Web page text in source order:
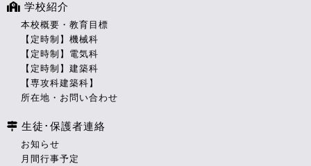
学校紹介
本校概要・教育目標
【定時制】機械科
【定時制】電気科
【定時制】建築科
【専攻科建築科】
所在地・お問い合わせ
生徒･保護者連絡
お知らせ
月間行事予定